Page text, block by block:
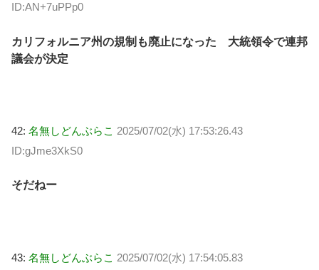
ID:AN+7uPPp0
カリフォルニア州の規制も廃止になった 大統領令で連邦
議会が決定
42: 名無しどんぶらこ 2025/07/02(水) 17:53:26.43
ID:gJme3XkS0
そだねー
43: 名無しどんぶらこ 2025/07/02(水) 17:54:05.83